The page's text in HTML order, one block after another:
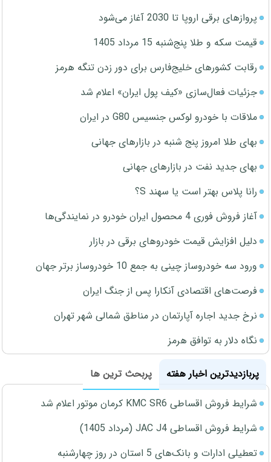
پروازهای برقی اروپا تا 2030 آغاز می‌شود
قیمت سکه و طلا پنج‌شنبه 15 مرداد 1405
رقابت کشورهای خلیج‌فارس برای دور زدن تنگه هرمز
جزئیات فعال‌سازی «کیف پول ایران» اعلام شد
ملاقات با خودرو لوکس جنسیس G80 در ایران
بهای طلا امروز پنج شنبه در بازارهای جهانی
بهای جدید نفت در بازارهای جهانی
رانا پلاس بهتر است یا سهند S؟
آغاز فروش فوری 4 محصول ایران خودرو در نمایندگی‌ها
دلیل افزایش قیمت خودروهای برقی در بازار
ورود سه خودروساز چینی به جمع 10 خودروساز برتر جهان
فرصت‌های اقتصادی آنکارا پس از جنگ ایران
نرخ جدید اجاره آپارتمان در مناطق شمالی شهر تهران
نگاه دلار به توافق هرمز
پربازدیدترین اخبار هفته
پربحث ترین ها
شرایط فروش اقساطی KMC SR6 کرمان موتور اعلام شد
شرایط فروش اقساطی JAC J4 (مرداد 1405)
تعطیلی ادارات و بانک‌های 5 استان در روز چهارشنبه